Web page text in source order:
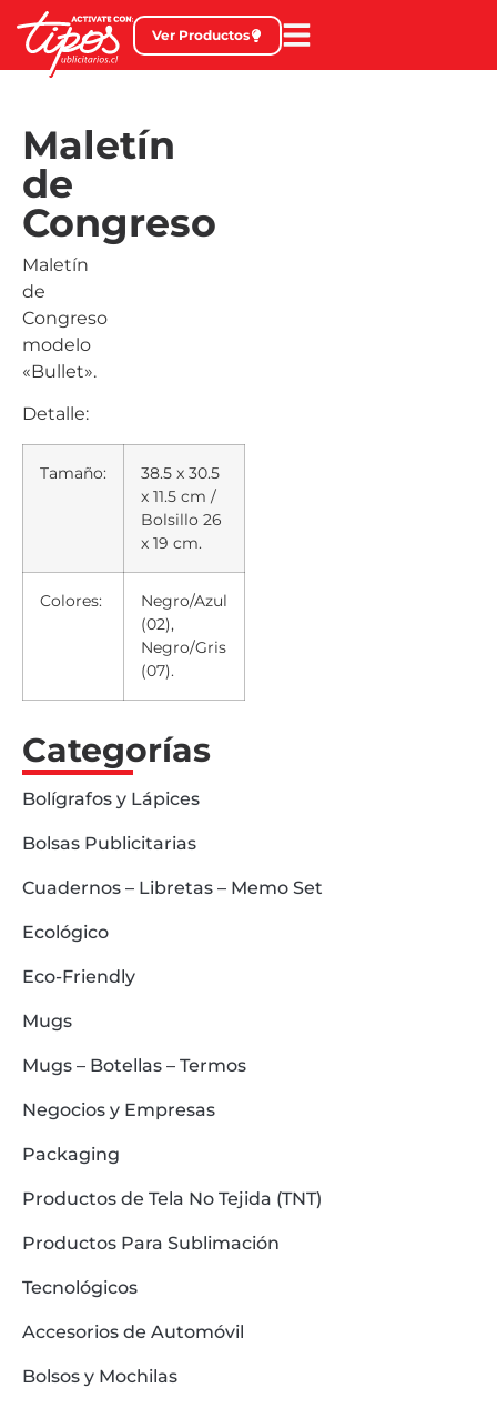
Ver Productos
Maletín
de
Congreso
Maletín
de
Congreso
modelo
«Bullet».
Detalle:
Tamaño:
38.5 x 30.5
x 11.5 cm /
Bolsillo 26
x 19 cm.
Colores:
Negro/Azul
(02),
Negro/Gris
(07).
Categorías
Bolígrafos y Lápices
Bolsas Publicitarias
Cuadernos – Libretas – Memo Set
Ecológico
Eco-Friendly
Mugs
Mugs – Botellas – Termos
Negocios y Empresas
Packaging
Productos de Tela No Tejida (TNT)
Productos Para Sublimación
Tecnológicos
Accesorios de Automóvil
Bolsos y Mochilas